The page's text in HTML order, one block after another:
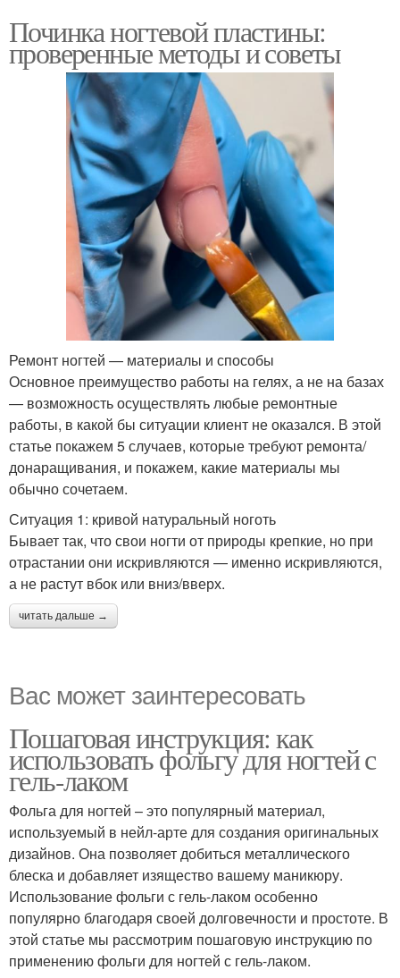
Починка ногтевой пластины:
проверенные методы и советы
Ремонт ногтей — материалы и способы
Основное преимущество работы на гелях, а не на базах
— возможность осуществлять любые ремонтные
работы, в какой бы ситуации клиент не оказался. В этой
статье покажем 5 случаев, которые требуют ремонта/
донаращивания, и покажем, какие материалы мы
обычно сочетаем.
Ситуация 1: кривой натуральный ноготь
Бывает так, что свои ногти от природы крепкие, но при
отрастании они искривляются — именно искривляются,
а не растут вбок или вниз/вверх.
читать дальше →
Вас может заинтересовать
Пошаговая инструкция: как
использовать фольгу для ногтей с
гель-лаком
Фольга для ногтей – это популярный материал,
используемый в нейл-арте для создания оригинальных
дизайнов. Она позволяет добиться металлического
блеска и добавляет изящество вашему маникюру.
Использование фольги с гель-лаком особенно
популярно благодаря своей долговечности и простоте. В
этой статье мы рассмотрим пошаговую инструкцию по
применению фольги для ногтей с гель-лаком.